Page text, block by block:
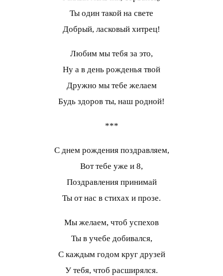
Ты один такой на свете
Добрый, ласковый хитрец!
Любим мы тебя за это,
Ну а в день рожденья твой
Дружно мы тебе желаем
Будь здоров ты, наш родной!
***
С днем рождения поздравляем,
Вот тебе уже и 8,
Поздравления принимай
Ты от нас в стихах и прозе.
Мы желаем, чтоб успехов
Ты в учебе добивался,
С каждым годом круг друзей
У тебя, чтоб расширялся.